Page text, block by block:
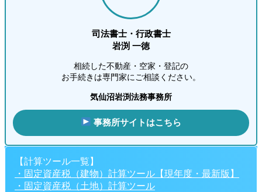
司法書士・行政書士
岩渕 一徳
相続した不動産・空家・登記の
お手続きは専門家にご相談ください。
気仙沼岩渕法務事務所
事務所サイトはこちら
【計算ツール一覧】
・固定資産税（建物）計算ツール【現年度・最新版】
・固定資産税（土地）計算ツール